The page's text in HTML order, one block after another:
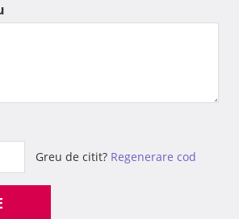
Greu de citit? Regenerare cod